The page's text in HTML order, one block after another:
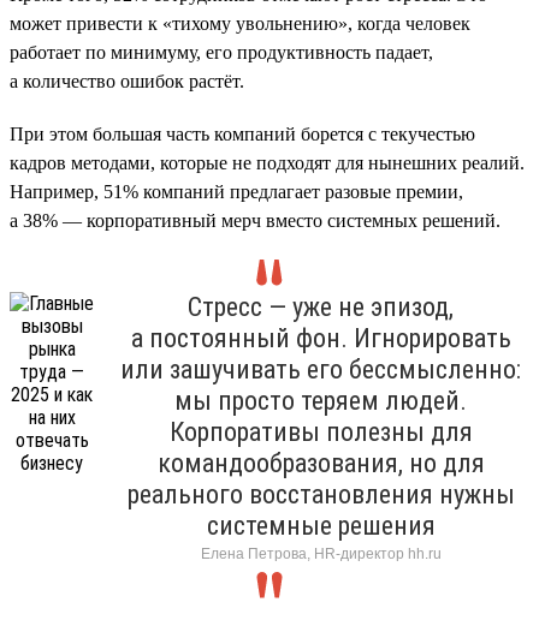
может привести к «тихому увольнению», когда человек
работает по минимуму, его продуктивность падает,
а количество ошибок растёт.
При этом большая часть компаний борется с текучестью
кадров методами, которые не подходят для нынешних реалий.
Например, 51% компаний предлагает разовые премии,
а 38% — корпоративный мерч вместо системных решений.
Стресс — уже не эпизод,
а постоянный фон. Игнорировать
или зашучивать его бессмысленно:
мы просто теряем людей.
Корпоративы полезны для
командообразования, но для
реального восстановления нужны
системные решения
Елена Петрова, HR-директор hh.ru